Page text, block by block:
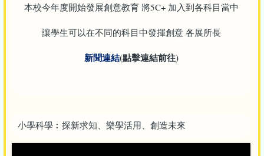
本校今年度開始發展創意教育 將5C+ 加入到各科目當中
讓學生可以在不同的科目中發揮創意 各展所長
新聞連結(點擊連結前往)
小學科學︰探新求知、樂學活用、創造未來